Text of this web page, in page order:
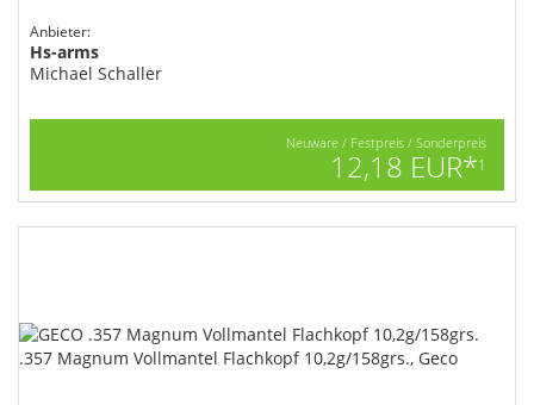
Anbieter:
Hs-arms
Michael Schaller
Neuware / Festpreis / Sonderpreis
12,18 EUR*1